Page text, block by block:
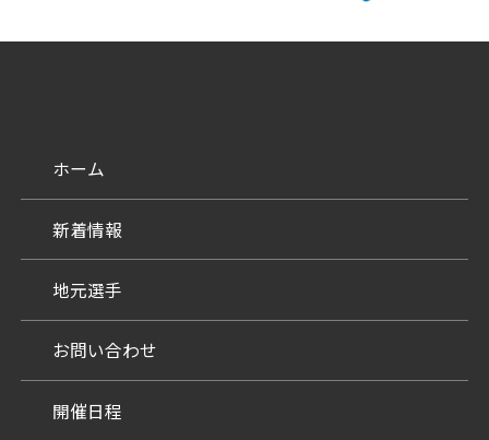
ホーム
新着情報
地元選手
お問い合わせ
開催日程